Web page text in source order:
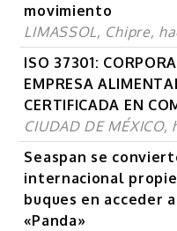
movimiento
LIMASSOL, Chipre,
ISO 37301:
EMPRESA
CERTIFICADA EN
CIUDAD DE MÉXICO,
Seaspan se
internacional
buques en acceder
«Panda»